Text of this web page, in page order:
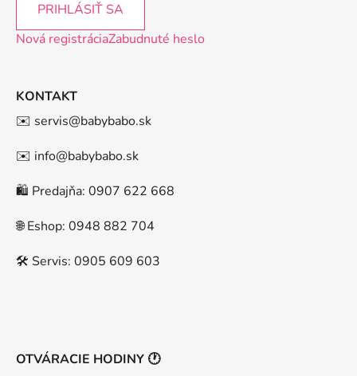
PRIHLÁSIŤ SA
Nová registráciaZabudnuté heslo
KONTAKT
✉️ servis@babybabo.sk
✉️ info@babybabo.sk
🛍️ Predajňa: 0907 622 668
🌐 Eshop: 0948 882 704
🛠️ Servis: 0905 609 603
OTVÁRACIE HODINY 🕐